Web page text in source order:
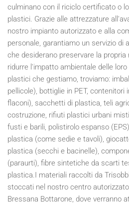
culminano con il riciclo certificato o
plastici. Grazie alle attrezzature
nostro impianto autorizzato e alla
personale, garantiamo un servizio di
che desiderano preservare la propria
ridurre l'impatto ambientale delle
plastici che gestiamo, troviamo:
pellicole), bottiglie in PET, contenitori
flaconi), sacchetti di plastica, teli
costruzione, rifiuti plastici urbani
fusti e barili, polistirolo espanso
plastica (come sedie e tavoli),
plastica (secchi e bacinelle),
(paraurti), fibre sintetiche da scarti
plastica.I materiali raccolti da
stoccati nel nostro centro
Bressana Bottarone, dove verranno